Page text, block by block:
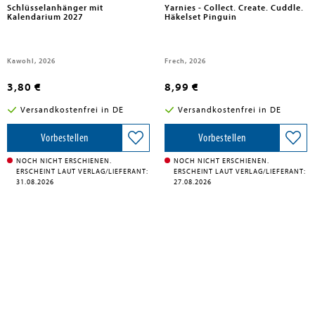
Schlüsselanhänger mit
Kalendarium 2027
Kawohl, 2026
3,80 €
Versandkostenfrei in DE
Vorbestellen
NOCH NICHT ERSCHIENEN.
ERSCHEINT LAUT VERLAG/LIEFERANT:
31.08.2026
Yarnies - Collect. Create. Cuddle.
Häkelset Pinguin
Frech, 2026
8,99 €
Versandkostenfrei in DE
Vorbestellen
NOCH NICHT ERSCHIENEN.
ERSCHEINT LAUT VERLAG/LIEFERANT:
27.08.2026